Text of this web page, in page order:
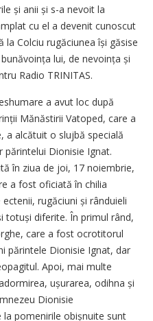
și anii și s-a nevoit la
cu el a devenit cunoscut
Colciu rugăciunea își găsise
lui, de nevoința și
Radio TRINITAS.
a avut loc după
Mănăstirii Vatoped, care a
a alcătuit o slujbă specială
Dionisie Ignat.
în ziua de joi, 17 noiembrie,
a fost oficiată în chilia
rugăciuni și rânduieli
totuși diferite. În primul rând,
care a fost ocrotitorul
părintele Dionisie Ignat, dar
Apoi, mai multe
ușurarea, odihna și
Dionisie
la pomenirile obișnuite sunt